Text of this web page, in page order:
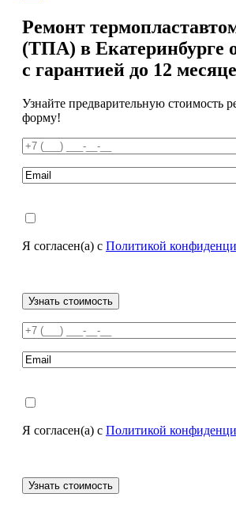
Ремонт
(ТПА) в Екатеринбурге
с гарантией до 12
Узнайте предварительную стоимость
форму!
Я согласен(а) с Политикой
Я согласен(а) с Политикой